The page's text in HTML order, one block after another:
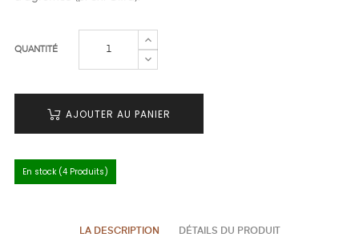
QUANTITÉ
AJOUTER AU PANIER
En stock (4 Produits)
LA DESCRIPTION DÉTAILS DU PRODUIT